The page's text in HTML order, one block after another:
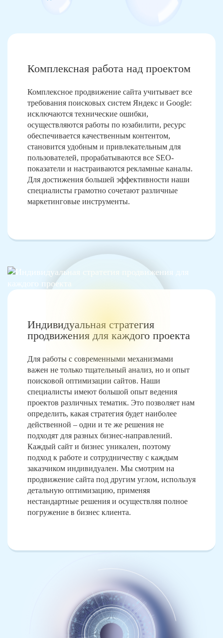
Комплексная работа над проектом
Комплексное продвижение сайта учитывает все
требования поисковых систем Яндекс и Google:
исключаются технические ошибки,
осуществляются работы по юзабилити, ресурс
обеспечивается качественным контентом,
становится удобным и привлекательным для
пользователей, прорабатываются все SEO-
показатели и настраиваются рекламные каналы.
Для достижения большей эффективности наши
специалисты грамотно сочетают различные
маркетинговые инструменты.
Индивидуальная стратегия
продвижения для каждого проекта
Для работы с современными механизмами
важен не только тщательный анализ, но и опыт
поисковой оптимизации сайтов. Наши
специалисты имеют большой опыт ведения
проектов различных тематик. Это позволяет нам
определить, какая стратегия будет наиболее
действенной – одни и те же решения не
подходят для разных бизнес-направлений.
Каждый сайт и бизнес уникален, поэтому
подход к работе и сотрудничеству с каждым
заказчиком индивидуален. Мы смотрим на
продвижение сайта под другим углом, используя
детальную оптимизацию, применяя
нестандартные решения и осуществляя полное
погружение в бизнес клиента.